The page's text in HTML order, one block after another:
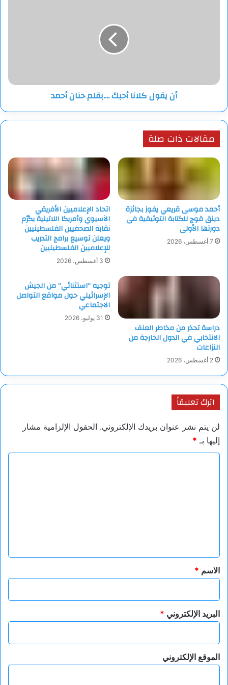
أن يقول كلانا أحبك ....بقلم حنان أحمد
مقالات ذات صلة
أحمد موسى قريعي يفوز بجائزة
دينق قوج للكتابة التوثيقية في
دورتها الأولى
7 أغسطس، 2026
اتحاد الإعلاميين الأفريقي
الآسيوي وأمريكا اللاتينية يكرّم
نقابة الصحفيين الفلسطينيين
ويعلن توسيع برامج التدريب
للإعلاميين الفلسطينيين
3 أغسطس، 2026
دراسة تحذر من مخاطر العنف
الانتخابي في الدول الخارجة من
النزاعات
2 أغسطس، 2026
توجيه “استثنائي” من الجيش
الإسرائيلي حول مواقع التواصل
الاجتماعي
31 يوليو، 2026
اترك تعليقاً
لن يتم نشر عنوان بريدك الإلكتروني. الحقول الإلزامية مشار
إليها بـ *
*
الاسم *
البريد الإلكتروني *
الموقع الإلكتروني